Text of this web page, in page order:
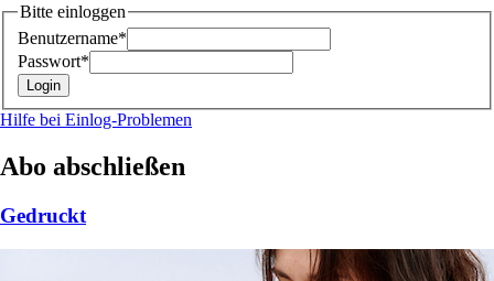
Bitte einloggen
Benutzername*
Passwort*
Hilfe bei Einlog-Problemen
Abo abschließen
Gedruckt